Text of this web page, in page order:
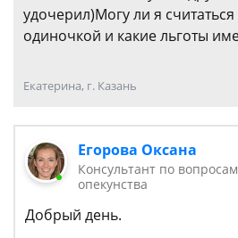
удочерил)Могу ли я
одиночкой и какие льготы
Екатерина, г. Казань
Егорова Оксана
Консультант по
опекунства
Добрый день.